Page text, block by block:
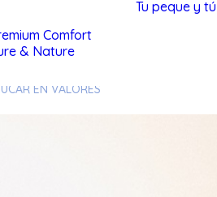
Comfort
& Nature
Tu peque y tú
EN VALORES